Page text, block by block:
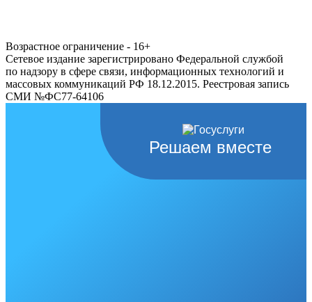
Возрастное ограничение - 16+
Сетевое издание зарегистрировано Федеральной службой
по надзору в сфере связи, информационных технологий и
массовых коммуникаций РФ 18.12.2015. Реестровая запись
СМИ №ФС77-64106
Решаем вместе